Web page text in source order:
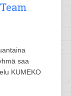
saa
KUMEKO